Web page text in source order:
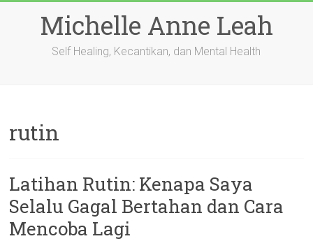
Michelle Anne Leah
Self Healing, Kecantikan, dan Mental Health
rutin
Latihan Rutin: Kenapa Saya
Selalu Gagal Bertahan dan Cara
Mencoba Lagi